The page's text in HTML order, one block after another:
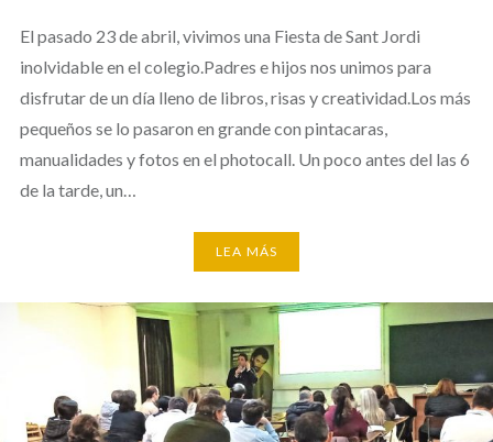
El pasado 23 de abril, vivimos una Fiesta de Sant Jordi
inolvidable en el colegio.Padres e hijos nos unimos para
disfrutar de un día lleno de libros, risas y creatividad.Los más
pequeños se lo pasaron en grande con pintacaras,
manualidades y fotos en el photocall. Un poco antes del las 6
de la tarde, un…
LEA MÁS